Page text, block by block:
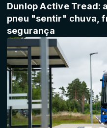
Dunlop Active Tread:
pneu "sentir" chuva,
segurança